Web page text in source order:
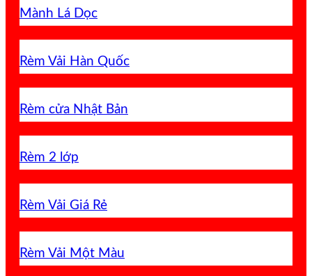
Mành Lá Dọc
Rèm Vải Hàn Quốc
Rèm cửa Nhật Bản
Rèm 2 lớp
Rèm Vải Giá Rẻ
Rèm Vải Một Màu